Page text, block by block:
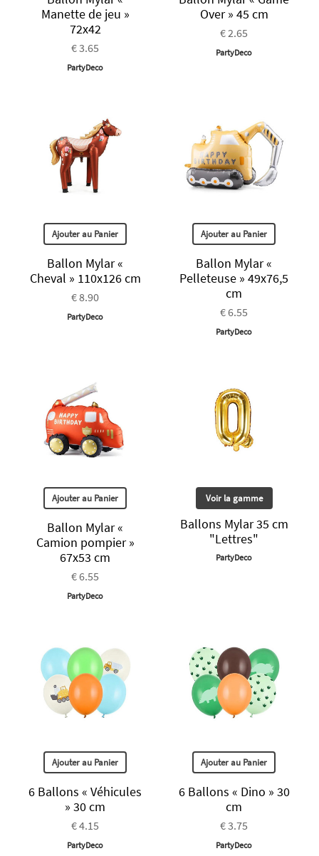
Manette de jeu »
72x42
€ 3.65
PartyDeco
Over » 45 cm
€ 2.65
PartyDeco
Ajouter au Panier
Ballon Mylar «
Cheval » 110x126 cm
€ 8.90
PartyDeco
Ajouter au Panier
Ballon Mylar «
Pelleteuse » 49x76,5
cm
€ 6.55
PartyDeco
Ajouter au Panier
Ballon Mylar «
Camion pompier »
67x53 cm
€ 6.55
PartyDeco
Voir la gamme
Ballons Mylar 35 cm
"Lettres"
PartyDeco
Ajouter au Panier
6 Ballons « Véhicules
» 30 cm
€ 4.15
PartyDeco
Ajouter au Panier
6 Ballons « Dino » 30
cm
€ 3.75
PartyDeco